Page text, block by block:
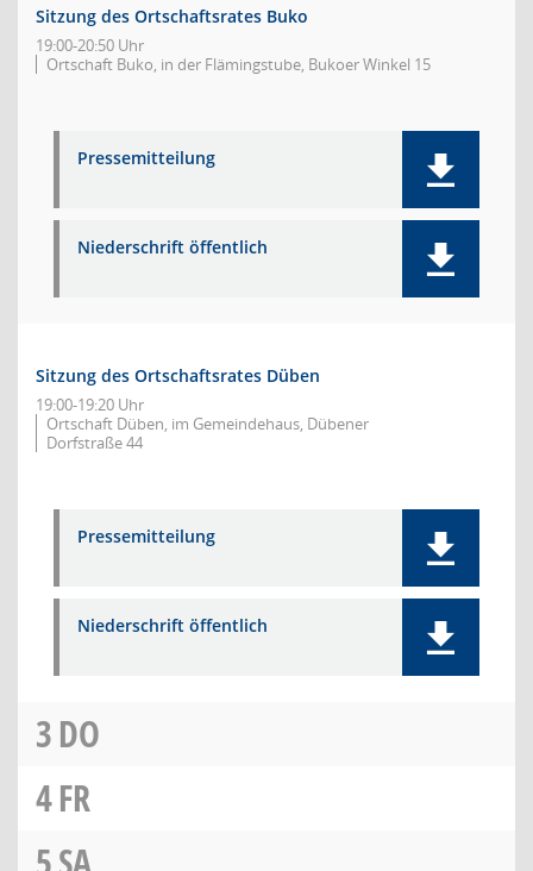
Sitzung des Ortschaftsrates Buko
19:00-20:50 Uhr
Ortschaft Buko, in der Flämingstube, Bukoer Winkel 15
Pressemitteilung
Niederschrift öffentlich
Sitzung des Ortschaftsrates Düben
19:00-19:20 Uhr
Ortschaft Düben, im Gemeindehaus, Dübener
Dorfstraße 44
Pressemitteilung
Niederschrift öffentlich
3DO
4FR